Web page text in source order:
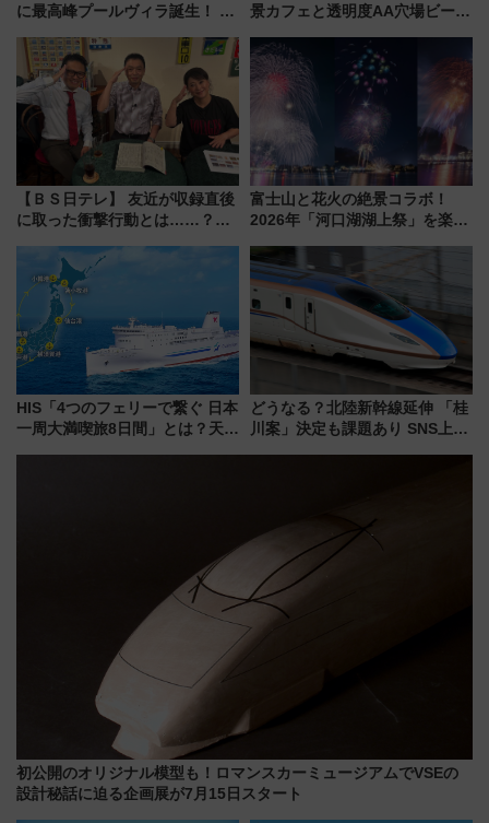
に最高峰プールヴィラ誕生！ 石
美旅「何もしない贅沢」を体験
してみない？
景カフェと透明度AA穴場ビーチ
用してストレスフリー旅へ行こ
う！
【ＢＳ日テレ】 友近が収録直後
に取った衝撃行動とは……？
で極上の夏祭り鉄道旅を放送
富士山と花火の絶景コラボ！
2026年「河口湖湖上祭」を楽し
ススメ
HIS「4つのフェリーで繋ぐ 日本
一周大満喫旅8日間」とは？天橋
どうなる？北陸新幹線延伸 「桂
川案」決定も課題あり SNS上の
初公開のオリジナル模型も！ロマンスカーミュージアムでVSEの
設計秘話に迫る企画展が7月15日スタート